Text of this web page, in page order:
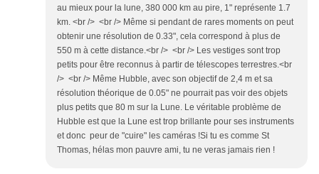
au mieux pour la lune, 380 000 km au pire, 1" représente 1.7
km. <br /> <br /> Même si pendant de rares moments on peut
obtenir une résolution de 0.33", cela correspond à plus de
550 m à cette distance.<br /> <br /> Les vestiges sont trop
petits pour être reconnus à partir de télescopes terrestres.<br
/> <br /> Même Hubble, avec son objectif de 2,4 m et sa
résolution théorique de 0.05" ne pourrait pas voir des objets
plus petits que 80 m sur la Lune. Le véritable problème de
Hubble est que la Lune est trop brillante pour ses instruments
et donc peur de "cuire" les caméras !Si tu es comme St
Thomas, hélas mon pauvre ami, tu ne veras jamais rien !